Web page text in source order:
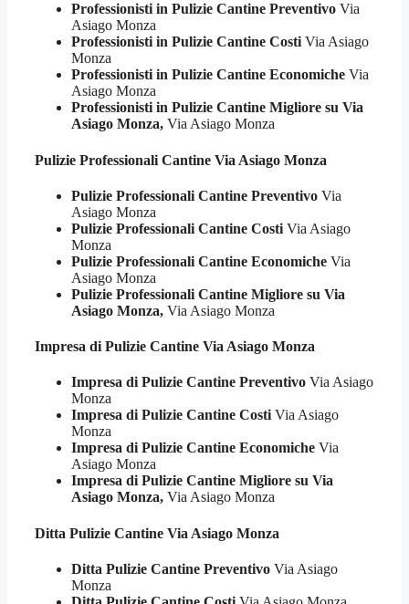
Professionisti in Pulizie Cantine Preventivo Via
Asiago Monza
Professionisti in Pulizie Cantine CostiVia Asiago
Monza
Professionisti in Pulizie Cantine Economiche Via
Asiago Monza
Professionisti in Pulizie Cantine Migliore su Via
Asiago Monza, Via Asiago Monza
Pulizie Professionali Cantine Via Asiago Monza
Pulizie Professionali Cantine Preventivo Via
Asiago Monza
Pulizie Professionali Cantine Costi Via Asiago
Monza
Pulizie Professionali Cantine Economiche Via
Asiago Monza
Pulizie Professionali Cantine Migliore su Via
Asiago Monza, Via Asiago Monza
Impresa di Pulizie Cantine Via Asiago Monza
Impresa di Pulizie Cantine Preventivo Via Asiago
Monza
Impresa di Pulizie Cantine CostiVia Asiago
Monza
Impresa di Pulizie Cantine Economiche Via
Asiago Monza
Impresa di Pulizie Cantine Migliore su Via
Asiago Monza, Via Asiago Monza
Ditta Pulizie Cantine Via Asiago Monza
Ditta Pulizie Cantine Preventivo Via Asiago
Monza